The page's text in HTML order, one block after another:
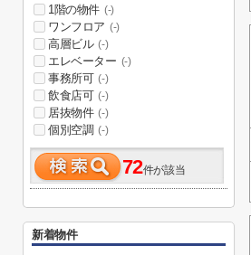
1階の物件 (-)
ワンフロア (-)
高層ビル (-)
エレベーター (-)
事務所可 (-)
飲食店可 (-)
居抜物件 (-)
個別空調 (-)
72件が該当
新着物件